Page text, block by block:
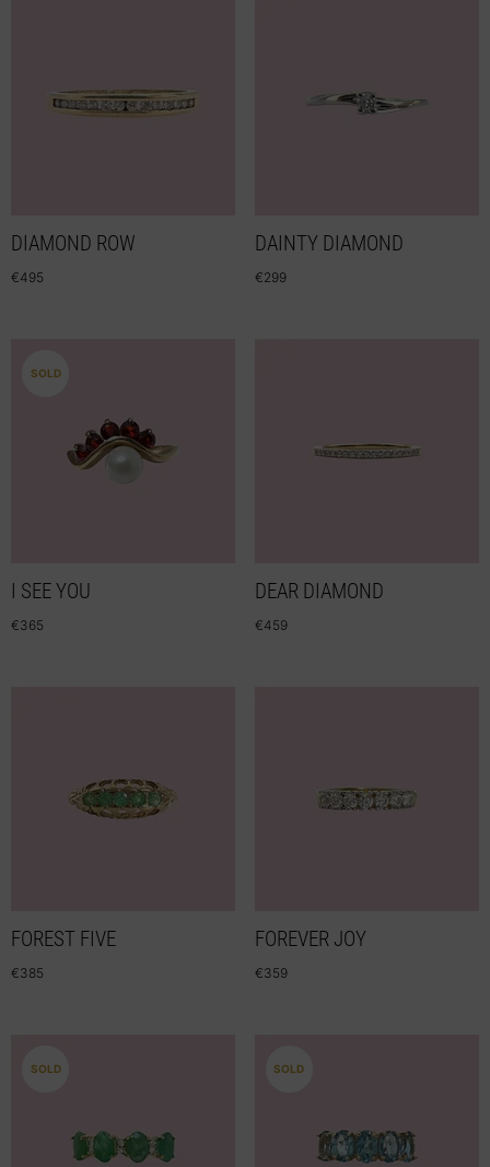
DIAMOND ROW
€495
DAINTY DIAMOND
€299
SOLD
I SEE YOU
€365
DEAR DIAMOND
€459
FOREST FIVE
€385
FOREVER JOY
€359
SOLD SOLD